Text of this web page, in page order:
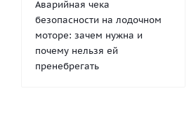
Аварийная чека
безопасности на лодочном
моторе: зачем нужна и
почему нельзя ей
пренебрегать